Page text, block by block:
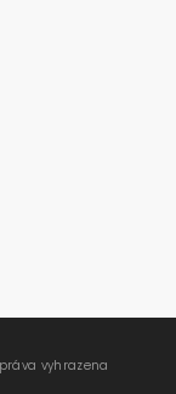
vyhrazena